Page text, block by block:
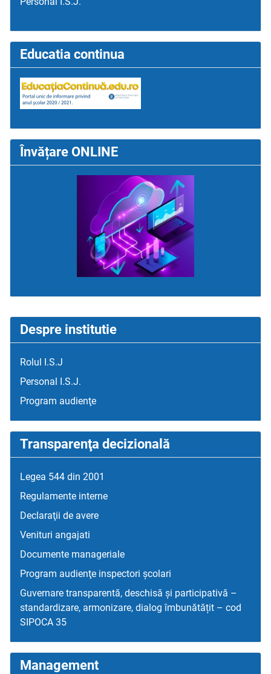
Despre institutie
Rolul I.S.J
Personal I.S.J.
Program audienţe
Transparenţa decizională
Legea 544 din 2001
Regulamente interne
Declaraţii de avere
Venituri angajati
Documente manageriale
Program audienţe inspectori școlari
Guvernare transparentă, deschisă și participativă –
standardizare, armonizare, dialog îmbunătățit – cod
SIPOCA 35
Management
Educatia continua
Învățare ONLINE